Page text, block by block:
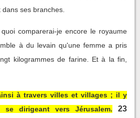
ses branches.
comparerai-je encore le royaume
à du levain qu'une femme a pris
kilogrammes de farine. Et à la fin,
à travers villes et villages ; il y
dirigeant vers Jérusalem.
23